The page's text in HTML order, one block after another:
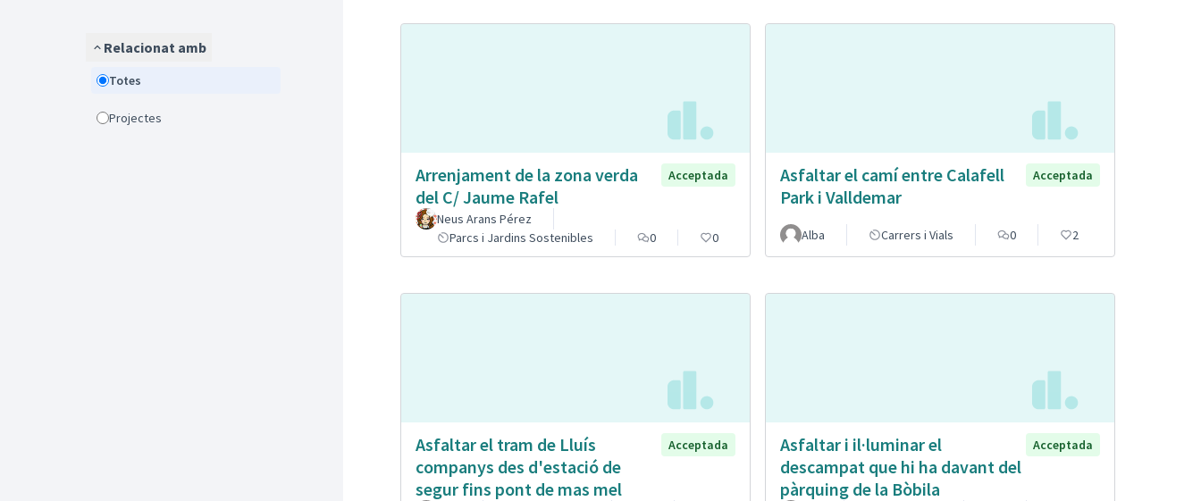
Relacionat amb
Totes
Projectes
Arrenjament de la zona verda
del C/ Jaume Rafel
Acceptada
Neus Arans Pérez
Parcs i Jardins Sostenibles
0 0
Asfaltar el camí entre Calafell
Park i Valldemar
Acceptada
Alba Carrers i Vials 0 2
Asfaltar el tram de Lluís
companys des d'estació de
segur fins pont de mas mel
Acceptada
Asfaltar i il·luminar el
descampat que hi ha davant del
pàrquing de la Bòbila
Acceptada